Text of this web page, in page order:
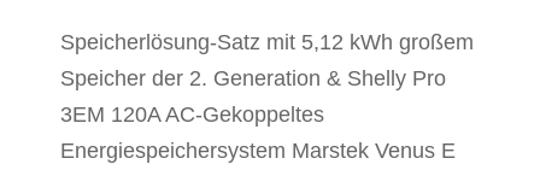
Speicherlösung-Satz mit 5,12 kWh großem
Speicher der 2. Generation & Shelly Pro
3EM 120A AC-Gekoppeltes
Energiespeichersystem Marstek Venus E